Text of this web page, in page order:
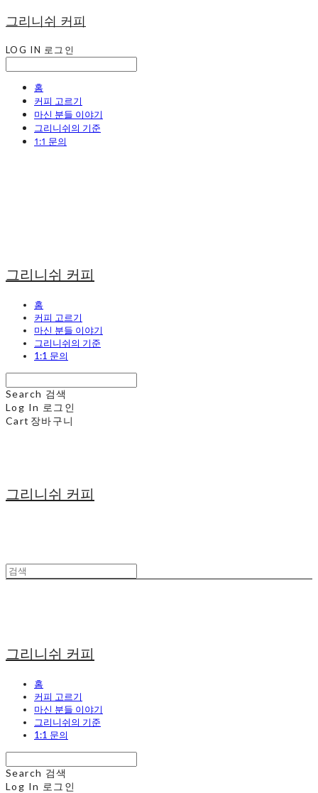
그리니쉬 커피
LOG IN 로그인
홈
커피 고르기
마신 분들 이야기
그리니쉬의 기준
1:1 문의
그리니쉬 커피
홈
커피 고르기
마신 분들 이야기
그리니쉬의 기준
1:1 문의
Search 검색
Log In 로그인
Cart 장바구니
그리니쉬 커피
그리니쉬 커피
홈
커피 고르기
마신 분들 이야기
그리니쉬의 기준
1:1 문의
Search 검색
Log In 로그인